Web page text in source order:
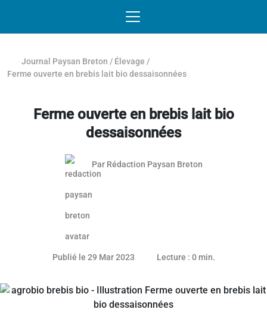
Journal Paysan Breton / Élevage /
Ferme ouverte en brebis lait bio dessaisonnées
Ferme ouverte en brebis lait bio
dessaisonnées
Par Rédaction Paysan Breton
Publié le 29 Mar 202325 mai 2023Lecture : 0 min.